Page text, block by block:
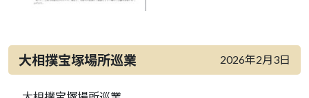
大相撲宝塚場所巡業 2026年2月3日